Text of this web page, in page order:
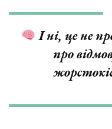
І ні, це не
про